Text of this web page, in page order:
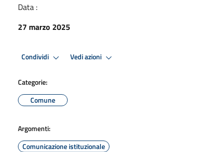
Data :
27 marzo 2025
Condividi Vedi azioni
Categorie:
Comune
Argomenti:
Comunicazione istituzionale